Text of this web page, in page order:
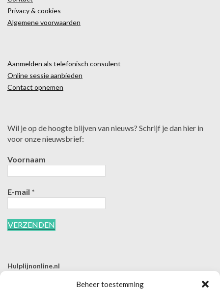
Beheer toestemming
Privacy & cookies
Algemene voorwaarden
Aanmelden als telefonisch consulent
Online sessie aanbieden
Contact opnemen
Wil je op de hoogte blijven van nieuws? Schrijf je dan hier in
voor onze nieuwsbrief:
Voornaam
E-mail *
Hulplijnonline.nl
E | info@hulplijnonline.nl